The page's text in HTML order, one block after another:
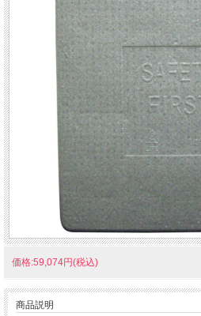
価格:59,074円(税込)
商品説明